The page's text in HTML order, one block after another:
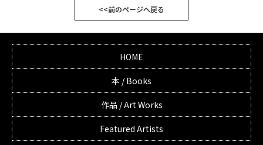
<<前のページへ戻る
HOME
本 / Books
作品 / Art Works
Featured Artists